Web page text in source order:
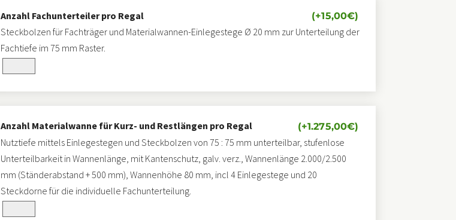
Anzahl Fachunterteiler pro Regal (+15,00€)
Steckbolzen für Fachträger und Materialwannen-Einlegestege Ø 20 mm zur Unterteilung der
Fachtiefe im 75 mm Raster.
Anzahl Materialwanne für Kurz- und Restlängen pro Regal (+1.275,00€)
Nutztiefe mittels Einlegestegen und Steckbolzen von 75 : 75 mm unterteilbar, stufenlose
Unterteilbarkeit in Wannenlänge, mit Kantenschutz, galv. verz., Wannenlänge 2.000/2.500
mm (Ständerabstand + 500 mm), Wannenhöhe 80 mm, incl 4 Einlegestege und 20
Steckdorne für die individuelle Fachunterteilung.